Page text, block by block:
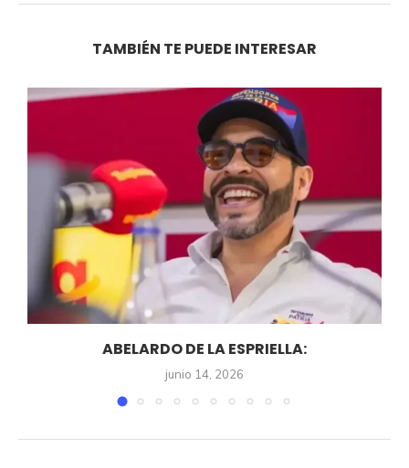
TAMBIÉN TE PUEDE INTERESAR
ABELARDO DE LA ESPRIELLA:
junio 14, 2026